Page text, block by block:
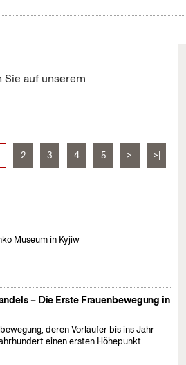
auf unserem
2 3 4 5 > >|
Museum in Kyjiw
– Die Erste Frauenbewegung in
deren Vorläufer bis ins Jahr
einen ersten Höhepunkt